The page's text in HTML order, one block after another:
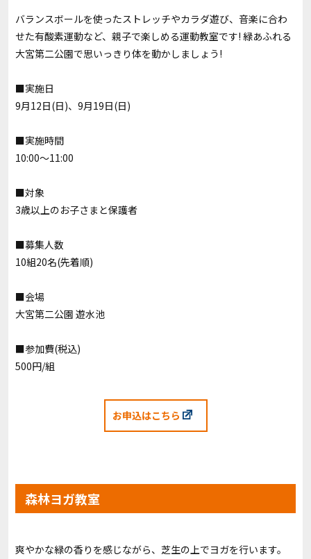
バランスボールを使ったストレッチやカラダ遊び、音楽に合わ
せた有酸素運動など、親子で楽しめる運動教室です! 緑あふれる
大宮第二公園で思いっきり体を動かしましょう!
■実施日
9月12日(日)、9月19日(日)
■実施時間
10:00～11:00
■対象
3歳以上のお子さまと保護者
■募集人数
10組20名(先着順)
■会場
大宮第二公園 遊水池
■参加費(税込)
500円/組
お申込はこちら
森林ヨガ教室
爽やかな緑の香りを感じながら、芝生の上でヨガを行います。